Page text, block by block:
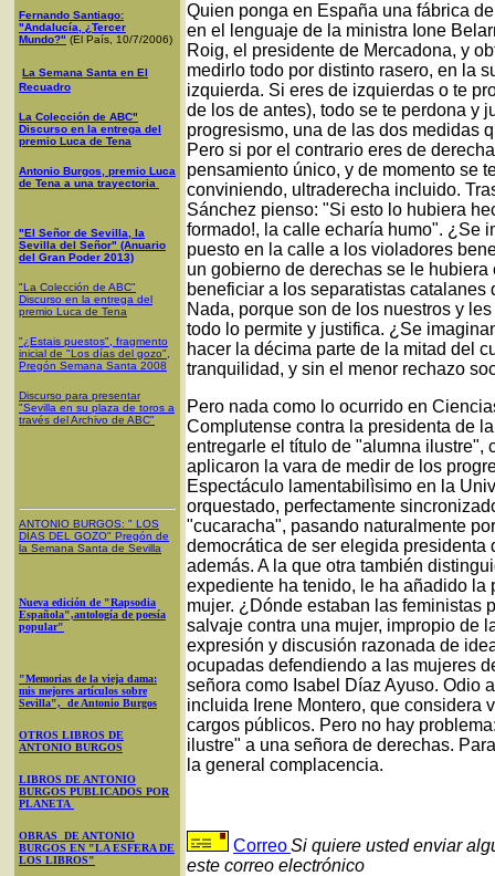
Fernando Santiago:
"Andalucía, ¿Tercer
Mundo?" (El País, 10/7/2006)
La Semana Santa en El
Recuadro
La Colección de ABC"
Discurso en la entrega del
premio Luca de Tena
Antonio Burgos, premio Luca
de Tena a una trayectoria
"El Señor de Sevilla, la
Sevilla del Señor" (Anuario
del Gran Poder 2013)
"La Colección de ABC"
Discurso en la entrega del
premio Luca de Tena
"¿Estais puestos", fragmento
inicial de "Los días del gozo",
Pregón Semana Santa 2008
Discurso para presentar
"Sevilla en su plaza de toros a
través del Archivo de ABC"
ANTONIO BURGOS: " LOS
DÍAS DEL GOZO" Pregón de
la Semana Santa de Sevilla
Nueva edición de "Rapsodia
Española",antología de poesía
popular"
"Memorias de la vieja dama:
mis mejores artículos sobre
Sevilla", de Antonio Burgos
OTROS LIBROS DE
ANTONIO BURGOS
LIBROS DE ANTONIO
BURGOS PUBLICADOS POR
PLANETA
OBRAS DE ANTONIO
BURGOS EN "LA ESFERA DE
LOS LIBROS"
Quien ponga en España una fábrica
en el lenguaje de la ministra Ione
Roig, el presidente de Mercadona, y
medirlo todo por distinto rasero, en la
izquierda. Si eres de izquierdas o te
de los de antes), todo se te perdona y
progresismo, una de las dos medidas
Pero si por el contrario eres de
pensamiento único, y de momento se
conviniendo, ultraderecha incluido.
Sánchez pienso: "Si esto lo hubiera
formado!, la calle echaría humo". ¿Se
puesto en la calle a los violadores
un gobierno de derechas se le
beneficiar a los separatistas
Nada, porque son de los nuestros y
todo lo permite y justifica. ¿Se
hacer la décima parte de la mitad del
tranquilidad, y sin el menor rechazo
Pero nada como lo ocurrido en
Complutense contra la presidenta de
entregarle el título de "alumna ilustre",
aplicaron la vara de medir de los
Espectáculo lamentabilìsimo en la
orquestado, perfectamente
"cucaracha", pasando naturalmente
democrática de ser elegida presidenta
además. A la que otra también
expediente ha tenido, le ha añadido la
mujer. ¿Dónde estaban las feministas
salvaje contra una mujer, impropio de
expresión y discusión razonada de
ocupadas defendiendo a las mujeres
señora como Isabel Díaz Ayuso. Odio
incluida Irene Montero, que considera
cargos públicos. Pero no hay
ilustre" a una señora de derechas.
la general complacencia.
CorreoSi quiere usted enviar
este correo electrónico